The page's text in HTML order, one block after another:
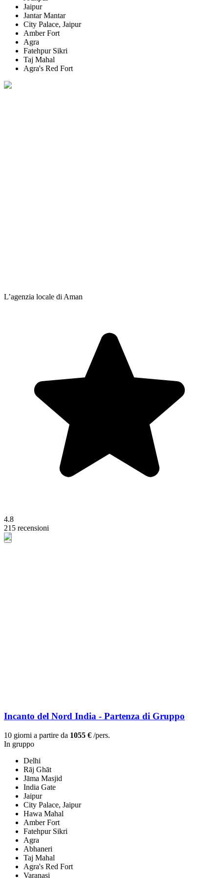
Jaipur
Jantar Mantar
City Palace, Jaipur
Amber Fort
Agra
Fatehpur Sikri
Taj Mahal
Agra's Red Fort
L’agenzia locale di Aman
4.8
215 recensioni
Incanto del Nord India - Partenza di Gruppo
10 giorni a partire da 1055 € /pers.
In gruppo
Delhi
Rāj Ghāt
Jāma Masjid
India Gate
Jaipur
City Palace, Jaipur
Hawa Mahal
Amber Fort
Fatehpur Sikri
Agra
Abhaneri
Taj Mahal
Agra's Red Fort
Varanasi